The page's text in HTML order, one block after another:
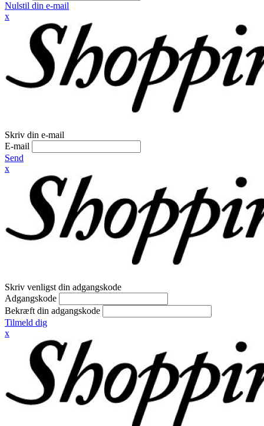
Nulstil din e-mail
x
Skriv din e-mail
E-mail
Send
x
Skriv venligst din adgangskode
Adgangskode
Bekræft din adgangskode
Tilmeld dig
x